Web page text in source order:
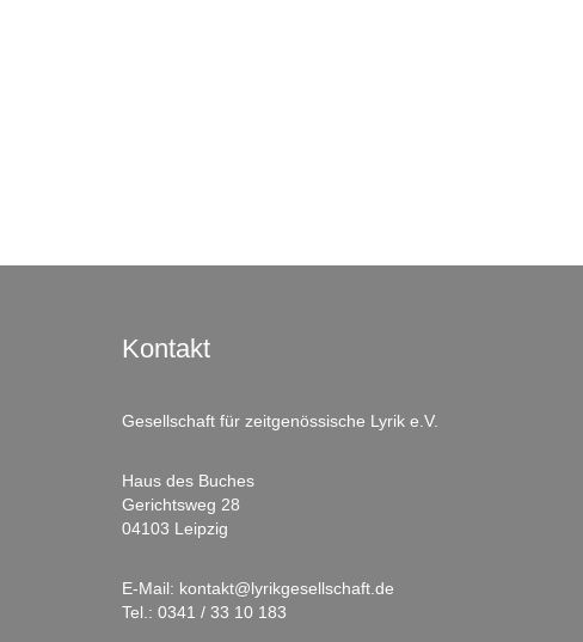
Kontakt
Gesellschaft für zeitgenössische Lyrik e.V.
Haus des Buches
Gerichtsweg 28
04103 Leipzig
E-Mail: kontakt@lyrikgesellschaft.de
Tel.: 0341 / 33 10 183